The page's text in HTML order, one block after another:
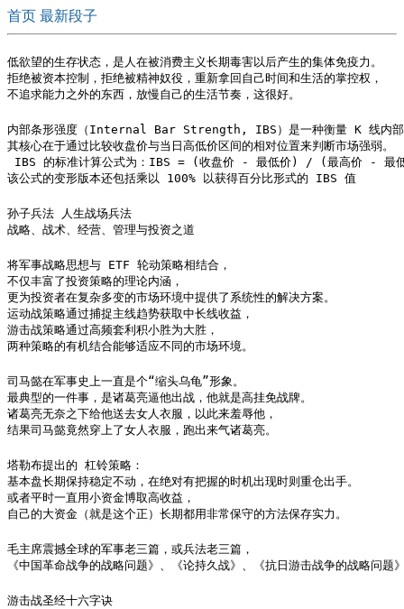
首页 最新段子
低欲望的生存状态，是人在被消费主义长期毒害以后产生的集体免疫力。
拒绝被资本控制，拒绝被精神奴役，重新拿回自己时间和生活的掌控权，
不追求能力之外的东西，放慢自己的生活节奏，这很好。
内部条形强度（Internal Bar Strength, IBS）是一种衡量 K 线内部
其核心在于通过比较收盘价与当日高低价区间的相对位置来判断市场强弱。
IBS 的标准计算公式为：IBS = (收盘价 - 最低价) / (最高价 - 最
该公式的变形版本还包括乘以 100% 以获得百分比形式的 IBS 值
孙子兵法 人生战场兵法
战略、战术、经营、管理与投资之道
将军事战略思想与 ETF 轮动策略相结合，
不仅丰富了投资策略的理论内涵，
更为投资者在复杂多变的市场环境中提供了系统性的解决方案。
运动战策略通过捕捉主线趋势获取中长线收益，
游击战策略通过高频套利积小胜为大胜，
两种策略的有机结合能够适应不同的市场环境。
司马懿在军事史上一直是个“缩头乌龟”形象。
最典型的一件事，是诸葛亮逼他出战，他就是高挂免战牌。
诸葛亮无奈之下给他送去女人衣服，以此来羞辱他，
结果司马懿竟然穿上了女人衣服，跑出来气诸葛亮。
塔勒布提出的 杠铃策略：
基本盘长期保持稳定不动，在绝对有把握的时机出现时则重仓出手。
或者平时一直用小资金博取高收益，
自己的大资金（就是这个正）长期都用非常保守的方法保存实力。
毛主席震撼全球的军事老三篇，或兵法老三篇，
《中国革命战争的战略问题》、《论持久战》、《抗日游击战争的战略问题
游击战圣经十六字诀